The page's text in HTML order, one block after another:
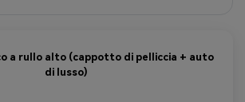
a rullo alto (cappotto di pelliccia + auto
di lusso)